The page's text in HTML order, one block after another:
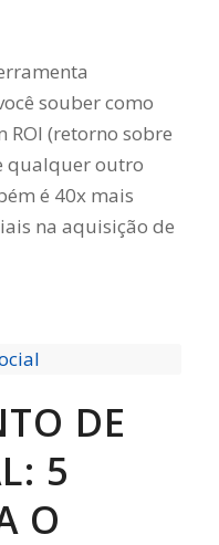
souber como
ROI (retorno sobre
qualquer outro
é 40x mais
na aquisição de
DE
5
O